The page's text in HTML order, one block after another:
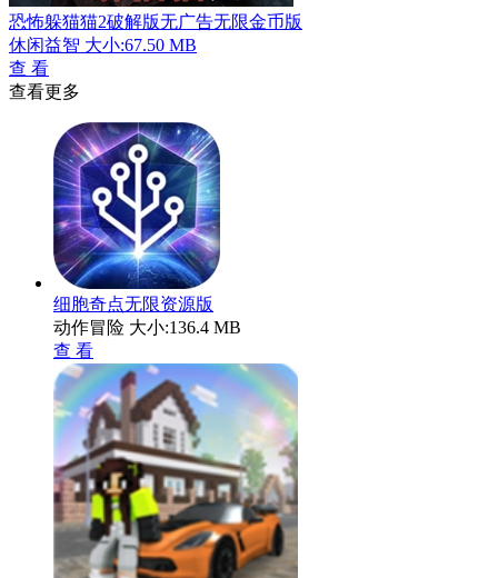
恐怖躲猫猫2破解版无广告无限金币版
休闲益智 大小:67.50 MB
查 看
查看更多
细胞奇点无限资源版
动作冒险 大小:136.4 MB
查 看